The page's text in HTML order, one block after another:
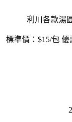
利川各款湯
標準價：$15/包 優